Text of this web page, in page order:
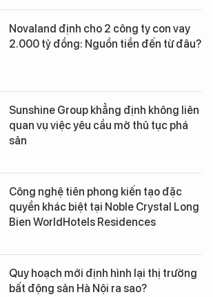
Novaland định cho 2 công ty con vay
2.000 tỷ đồng: Nguồn tiền đến từ đâu?
Sunshine Group khẳng định không liên
quan vụ việc yêu cầu mở thủ tục phá
sản
Công nghệ tiên phong kiến tạo đặc
quyền khác biệt tại Noble Crystal Long
Bien WorldHotels Residences
Quy hoạch mới định hình lại thị trường
bất động sản Hà Nội ra sao?